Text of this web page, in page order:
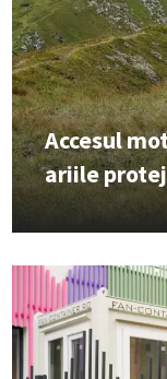
Accesul
ariile